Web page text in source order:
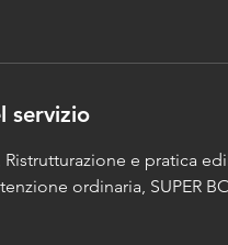
servizio
e pratica
ordinaria, SUPER